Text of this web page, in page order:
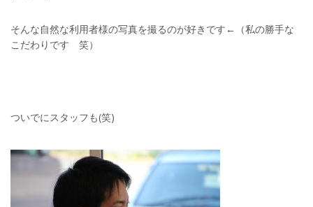
そんな自然な利用者様の写真を撮るのが好きです←（私の勝手な
こだわりです 笑）
ついでにスタッフも(笑)